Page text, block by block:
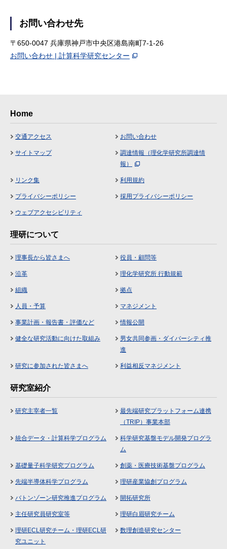
お問い合わせ先
〒650-0047 兵庫県神戸市中央区港島南町7-1-26
お問い合わせ | 計算科学研究センター
Home
交通アクセス お問い合わせ
サイトマップ
調達情報（理化学研究所調達情
報）
リンク集 利用規約
プライバシーポリシー 採用プライバシーポリシー
ウェブアクセシビリティ
理研について
理事長から皆さまへ 役員・顧問等
沿革 理化学研究所 行動規範
組織 拠点
人員・予算 マネジメント
事業計画・報告書・評価など 情報公開
健全な研究活動に向けた取組み
男女共同参画・ダイバーシティ推
進
研究に参加された皆さまへ 利益相反マネジメント
研究室紹介
研究主宰者一覧
最先端研究プラットフォーム連携
（TRIP）事業本部
統合データ・計算科学プログラム
科学研究基盤モデル開発プログラ
ム
基礎量子科学研究プログラム 創薬・医療技術基盤プログラム
先端半導体科学プログラム 理研産業協創プログラム
バトンゾーン研究推進プログラム 開拓研究所
主任研究員研究室等 理研白眉研究チーム
理研ECL研究チーム・理研ECL研
究ユニット
数理創造研究センター